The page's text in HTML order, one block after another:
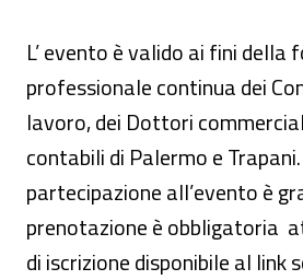
L’ evento è valido ai fini della
professionale continua dei
lavoro, dei Dottori
contabili di Palermo e
partecipazione all’evento è
prenotazione è obbligatoria
di iscrizione disponibile al